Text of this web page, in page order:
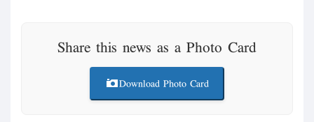
Share this news as a Photo Card
Download Photo Card